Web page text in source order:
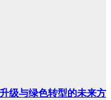
级与绿色转型的未来方